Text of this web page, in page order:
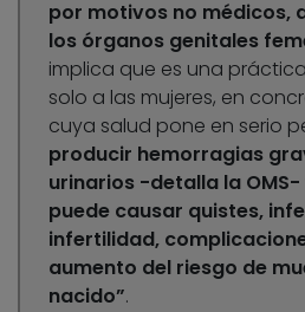
por motivos no médicos,
los órganos genitales
implica que es una
solo a las mujeres, en
cuya salud pone en serio
producir hemorragias
urinarios -detalla la
puede causar quistes,
infertilidad,
aumento del riesgo de
nacido”.